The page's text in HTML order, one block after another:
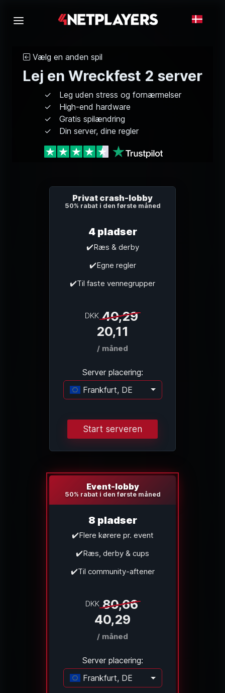
Vælg en anden spil
Lej en Wreckfest 2 server
Leg uden stress og fornærmelser
High-end hardware
Gratis spilændring
Din server, dine regler
Privat crash-lobby
50% rabat i den første måned
4 pladser
✔️Ræs & derby
✔️Egne regler
✔️Til faste vennegrupper
DKK 40,29
20,11
/ måned
Server placering:
Frankfurt, DE
Indlæser...
Start serveren
Event-lobby
50% rabat i den første måned
8 pladser
✔️Flere kørere pr. event
✔️Ræs, derby & cups
✔️Til community-aftener
DKK 80,66
40,29
/ måned
Server placering:
Frankfurt, DE
Indlæser...